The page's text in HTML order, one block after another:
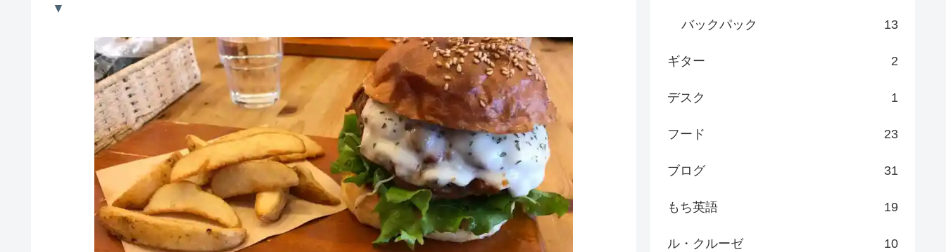
▼
バックパック 13
ギター 2
デスク 1
フード 23
ブログ 31
もち英語 19
ル・クルーゼ 10